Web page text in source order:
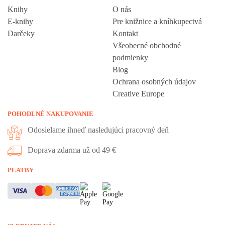
Knihy
E-knihy
Darčeky
O nás
Pre knižnice a kníhkupectvá
Kontakt
Všeobecné obchodné
podmienky
Blog
Ochrana osobných údajov
Creative Europe
POHODLNÉ NAKUPOVANIE
Odosielame ihneď nasledujúci pracovný deň
Doprava zdarma už od 49 €
PLATBY
Vážime si vaše súkromie
Táto stránka používa cookies, aby vám ponúkla skvelý zážitok z
prehliadania. Všetky dôležité informácie nájdete na stránke Cookies.